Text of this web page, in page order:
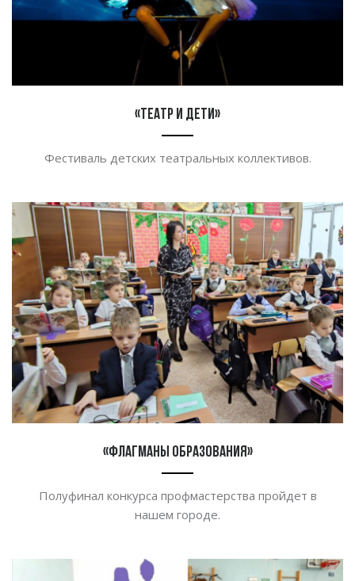
«Театр и дети»
Фестиваль детских театральных коллективов.
«Флагманы образования»
Полуфинал конкурса профмастерства пройдет в
нашем городе.